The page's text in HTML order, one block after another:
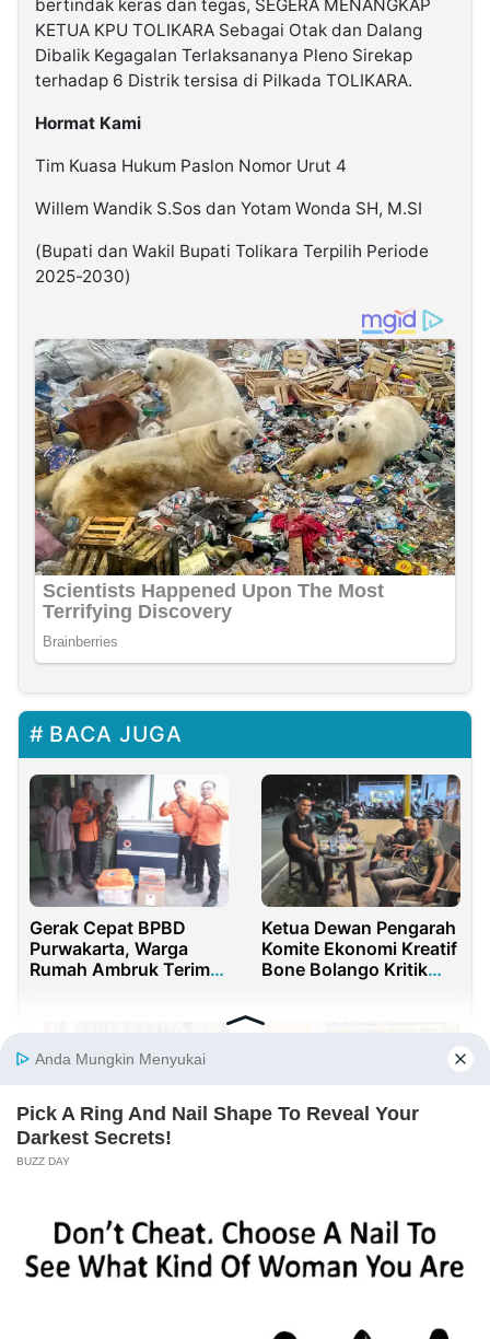
bertindak keras dan tegas, SEGERA MENANGKAP
KETUA KPU TOLIKARA Sebagai Otak dan Dalang
Dibalik Kegagalan Terlaksananya Pleno Sirekap
terhadap 6 Distrik tersisa di Pilkada TOLIKARA.
Hormat Kami
Tim Kuasa Hukum Paslon Nomor Urut 4
Willem Wandik S.Sos dan Yotam Wonda SH, M.SI
(Bupati dan Wakil Bupati Tolikara Terpilih Periode
2025-2030)
BACA JUGA
Gerak Cepat BPBD
Purwakarta, Warga
Rumah Ambruk Terima
Ketua Dewan Pengarah
Komite Ekonomi Kreatif
Bone Bolango Kritik
Target PAD Pariwisata
Rp1 M Tahun 2025
Bobroknya Konkoorcab
PKC di Sorong: Sarat
Kepentingan, Langgar
AD/ART